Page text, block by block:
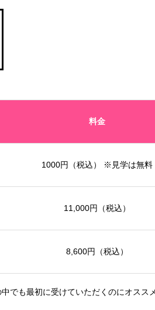
料金
1000円 （税込） ※見学は無料
11,000円 （税込）
8,600円 （税込）
でも最初に受けていただくのにオスス